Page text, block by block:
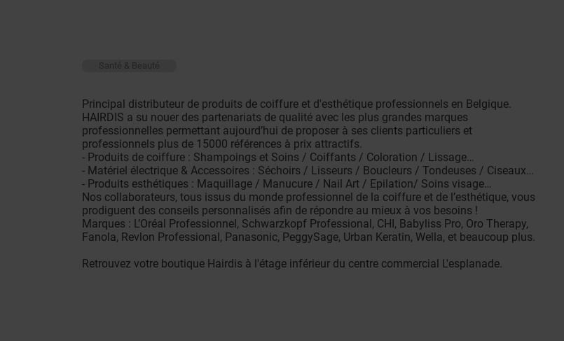
Santé & Beauté
Principal distributeur de produits de coiffure et d'esthétique professionnels en Belgique.
HAIRDIS a su nouer des partenariats de qualité avec les plus grandes marques
professionnelles permettant aujourd’hui de proposer à ses clients particuliers et
professionnels plus de 15000 références à prix attractifs.
- Produits de coiffure : Shampoings et Soins / Coiffants / Coloration / Lissage…
- Matériel électrique & Accessoires : Séchoirs / Lisseurs / Boucleurs / Tondeuses / Ciseaux…
- Produits esthétiques : Maquillage / Manucure / Nail Art / Epilation/ Soins visage…
Nos collaborateurs, tous issus du monde professionnel de la coiffure et de l’esthétique, vous
prodiguent des conseils personnalisés afin de répondre au mieux à vos besoins !
Marques : L’Oréal Professionnel, Schwarzkopf Professional, CHI, Babyliss Pro, Oro Therapy,
Fanola, Revlon Professional, Panasonic, PeggySage, Urban Keratin, Wella, et beaucoup plus.
Retrouvez votre boutique Hairdis à l'étage inférieur du centre commercial L'esplanade.